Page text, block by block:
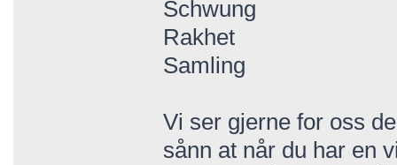
Schwung
Rakhet
Samling
Vi ser gjerne for oss
sånn at når du har en